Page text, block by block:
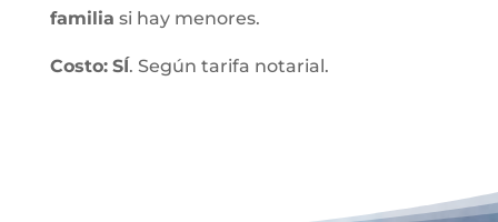
familia si hay menores.
Costo: SÍ. Según tarifa notarial.